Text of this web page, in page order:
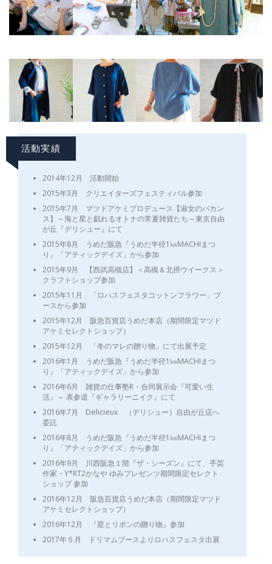
活動実績
2014年12月 活動開始
2015年3月 クリエイターズフェスティバル参加
2015年7月 マツドアケミプロデュース【淑女のバカン
ス】～海と星と戯れるオトナの常夏雑貨たち～東京自由
が丘『デリシュー』にて
2015年8月 うめだ阪急『うめだ半径1㎞MACHIまつ
り』「アティックデイズ」から参加
2015年9月 【西武高槻店】＜高槻＆北摂ウイークス＞
クラフトショップ参加
2015年11月 「ロハスフェスタコットンフラワー」ブ
ースから参加
2015年12月 阪急百貨店うめだ本店（期間限定マツド
アケミセレクトショップ）
2015年12月 「冬のマレの贈り物」にて出展予定
2016年1月 うめだ阪急『うめだ半径1㎞MACHIまつ
り』「アティックデイズ」から参加
2016年6月 雑貨の仕事塾R・合同展示会『可愛い生
活』～ 表参道『ギャラリーニイク』にて
2016年7月 Delicieux （デリシュー）自由が丘店へ
委託
2016年8月 うめだ阪急『うめだ半径1㎞MACHIまつ
り』「アティックデイズ」から参加
2016年9月 川西阪急１階『ザ・シーズン』にて、手芸
作家・Y*RT2かなや ゆみプレゼンツ期間限定セレクト
ショップ 参加
2016年12月 阪急百貨店うめだ本店（期間限定マツド
アケミセレクトショップ）
2016年12月 『星とリボンの贈り物』参加
2017年５月 ドリマムブースよりロハスフェスタ出展